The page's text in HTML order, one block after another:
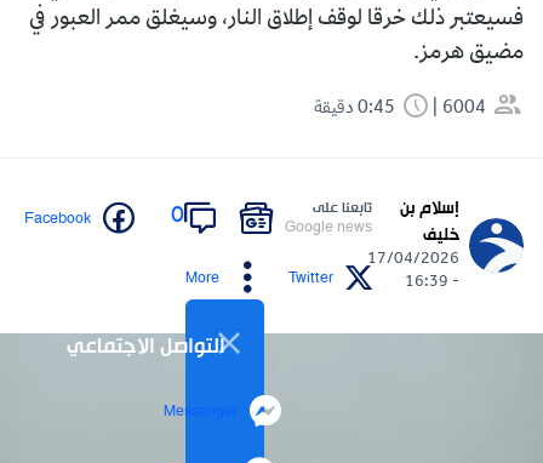
فسيعتبر ذلك خرقا لوقف إطلاق النار، وسيغلق ممر العبور في
مضيق هرمز.
6004
إسلام بن
خليف
17/04/2026
- 16:39
تابعنا على
Google news
0
Facebook
Twitter
More
التواصل الاجتماعي
Messenger